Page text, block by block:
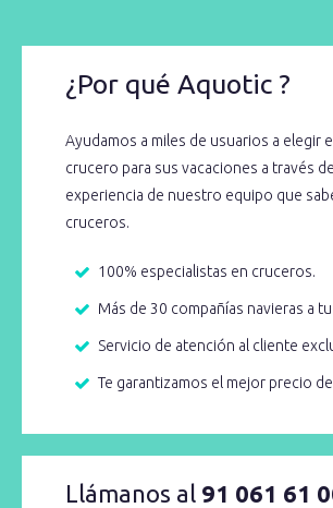
¿Por qué Aquotic ?
Ayudamos a miles de usuarios a elegir
crucero para sus vacaciones a través
experiencia de nuestro equipo que
cruceros.
100% especialistas en cruceros.
Más de 30 compañías navieras a
Servicio de atención al cliente
Te garantizamos el mejor precio
Llámanos al 91 061 61